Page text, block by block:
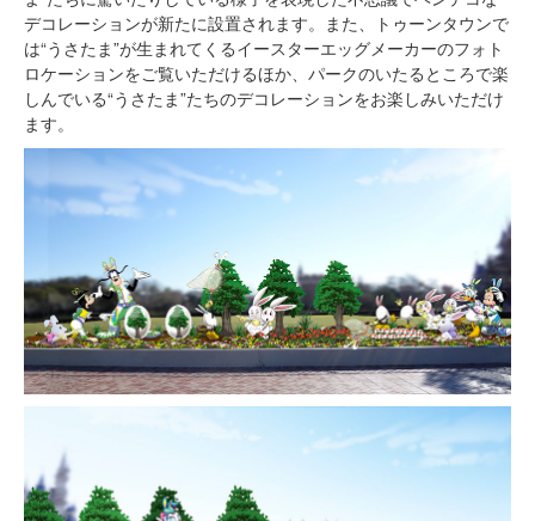
デコレーションが新たに設置されます。また、トゥーンタウンで
は“うさたま”が生まれてくるイースターエッグメーカーのフォト
ロケーションをご覧いただけるほか、パークのいたるところで楽
しんでいる“うさたま”たちのデコレーションをお楽しみいただけ
ます。